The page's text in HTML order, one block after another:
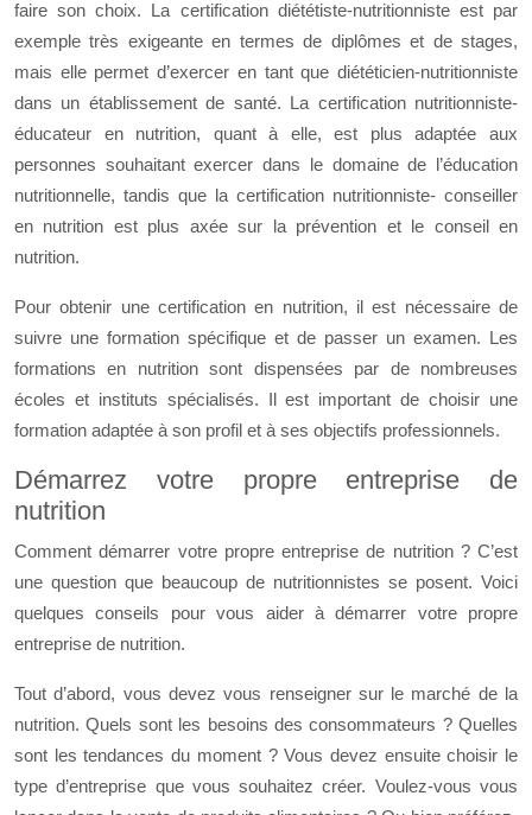
faire son choix. La certification diététiste-nutritionniste est par
exemple très exigeante en termes de diplômes et de stages,
mais elle permet d’exercer en tant que diététicien-nutritionniste
dans un établissement de santé. La certification nutritionniste-
éducateur en nutrition, quant à elle, est plus adaptée aux
personnes souhaitant exercer dans le domaine de l’éducation
nutritionnelle, tandis que la certification nutritionniste- conseiller
en nutrition est plus axée sur la prévention et le conseil en
nutrition.
Pour obtenir une certification en nutrition, il est nécessaire de
suivre une formation spécifique et de passer un examen. Les
formations en nutrition sont dispensées par de nombreuses
écoles et instituts spécialisés. Il est important de choisir une
formation adaptée à son profil et à ses objectifs professionnels.
Démarrez votre propre entreprise de
nutrition
Comment démarrer votre propre entreprise de nutrition ? C’est
une question que beaucoup de nutritionnistes se posent. Voici
quelques conseils pour vous aider à démarrer votre propre
entreprise de nutrition.
Tout d’abord, vous devez vous renseigner sur le marché de la
nutrition. Quels sont les besoins des consommateurs ? Quelles
sont les tendances du moment ? Vous devez ensuite choisir le
type d’entreprise que vous souhaitez créer. Voulez-vous vous